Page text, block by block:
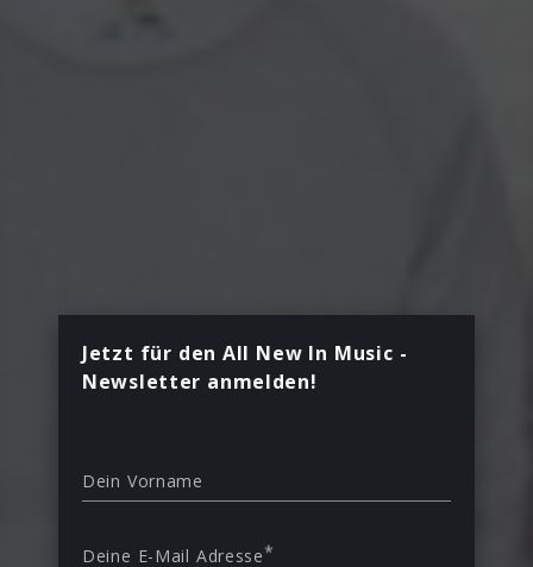
Jetzt für den All New In Music -
Newsletter anmelden!
Dein Vorname
Deine E-Mail Adresse*